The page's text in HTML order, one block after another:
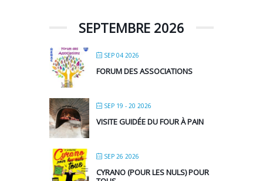
SEPTEMBRE 2026
SEP 04 2026
FORUM DES ASSOCIATIONS
SEP 19 - 20 2026
VISITE GUIDÉE DU FOUR À PAIN
SEP 26 2026
CYRANO (POUR LES NULS) POUR